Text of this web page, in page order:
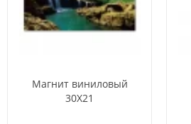
Магнит виниловый
30Х21